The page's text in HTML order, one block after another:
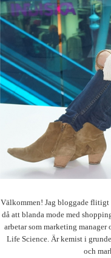
Välkommen! Jag bloggade
då att blanda mode med
arbetar som marketing
Life Science. Är kemist i
och